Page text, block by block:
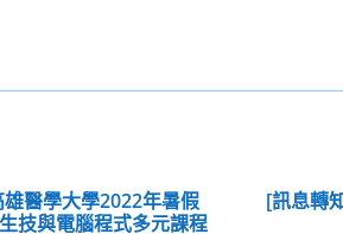
醫學大學2022年暑假
技與電腦程式多元課程
[訊息轉